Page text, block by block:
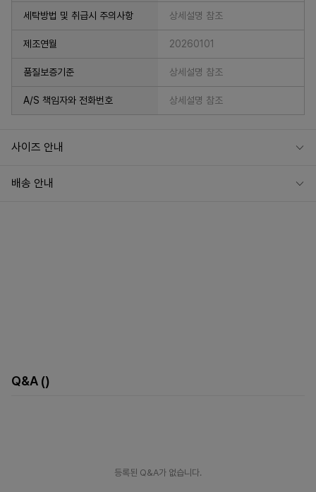
세탁방법 및 취급시 주의사항 상세설명 참조
제조연월 20260101
품질보증기준 상세설명 참조
A/S 책임자와 전화번호 상세설명 참조
사이즈 안내
배송 안내
Q&A ()
등록된 Q&A가 없습니다.